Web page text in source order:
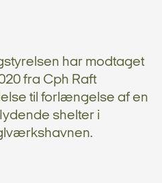
har modtaget
fra Cph Raft
til forlængelse af en
shelter i